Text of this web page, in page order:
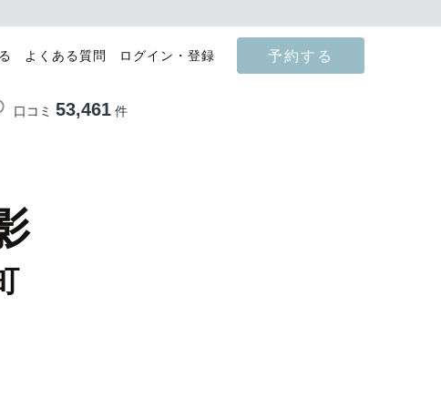
よくある質問 ログイン・登録 予約する
口コミ 53,461件